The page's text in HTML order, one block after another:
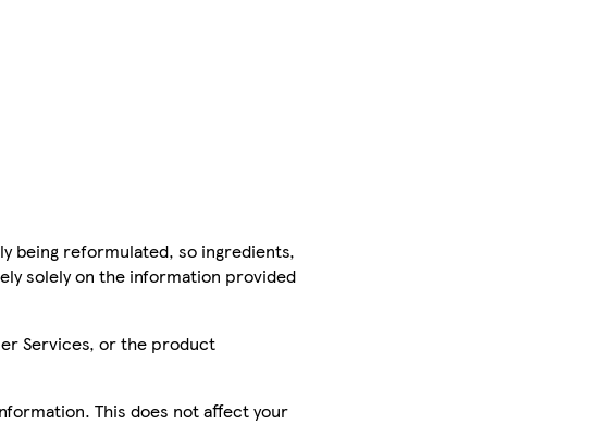
being reformulated, so ingredients,
solely on the information provided
Services, or the product
This does not affect your